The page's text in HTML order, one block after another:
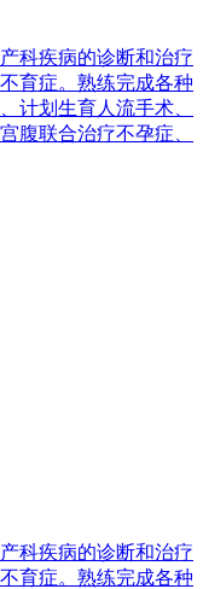
科疾病的诊断和治疗
育症。熟练完成各种
计划生育人流手术、
腹联合治疗不孕症、
科疾病的诊断和治疗
育症。熟练完成各种